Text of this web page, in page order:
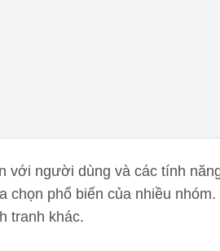
với người dùng và các tính
chọn phổ biến của nhiều nhóm.
tranh khác.